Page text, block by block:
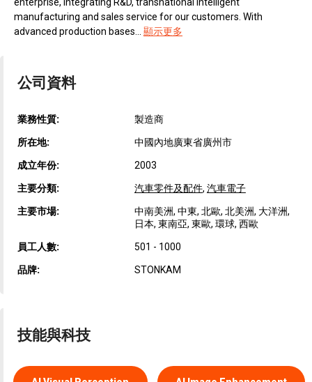
enterprise, integrating R&D, transnational intelligent
manufacturing and sales service for our customers. With
advanced production bases... 顯示更多
公司資料
業務性質: 製造商
所在地: 中國內地廣東省廣州市
成立年份: 2003
主要分類: 汽車零件及配件, 汽車電子
主要市場:
中南美洲, 中東, 北歐, 北美洲, 大洋洲,
日本, 東南亞, 東歐, 環球, 西歐
員工人數: 501 - 1000
品牌: STONKAM
技能與科技